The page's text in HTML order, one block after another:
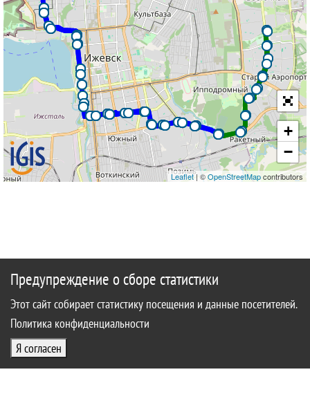
+
−
Leaflet| ©OpenStreetMapcontributors
Предупреждение о сборе статистики
Этот сайт собирает статистику посещения и данные посетителей.
Политика конфиденциальности
Я согласен